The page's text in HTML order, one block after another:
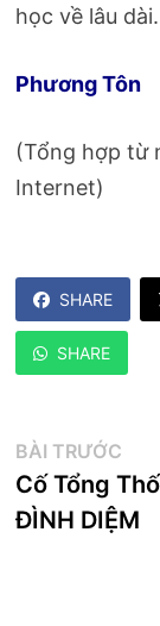
học về lâu dài.
Phương Tôn
(Tổng hợp từ
Internet)
SHARE
SHARE
Điều
hướng
BÀI TRƯỚC
Cố Tổng
ĐÌNH DIỆM